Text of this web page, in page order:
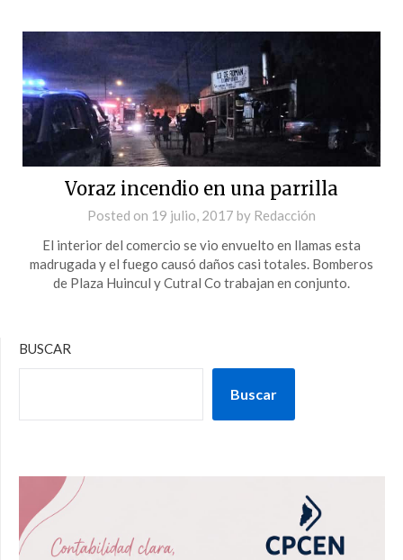
Voraz incendio en una parrilla
Posted on 19 julio, 2017 by Redacción
El interior del comercio se vio envuelto en llamas esta
madrugada y el fuego causó daños casi totales. Bomberos
de Plaza Huincul y Cutral Co trabajan en conjunto.
BUSCAR
Buscar